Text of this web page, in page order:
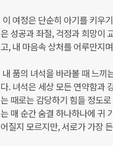
이 여정은 단순히 아기를 키우
은 성공과 좌절, 걱정과 희망이
고, 내 마음속 상처를 어루만지
내 품의 녀석을 바라볼 때 느끼
다. 녀석은 세상 모든 연약함과
는 때로는 감당하기 힘들 정도
는 매 순간 숨결 하나하나에 귀
어질지 모르지만, 서로가 가장